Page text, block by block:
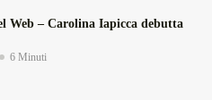
Web – Carolina Iapicca debutta
6 Minuti